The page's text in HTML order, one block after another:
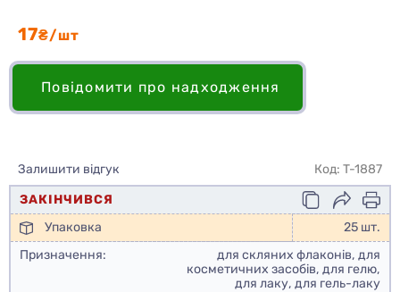
17₴/шт
Повідомити про надходження
Залишити відгук
Код: T-1887
ЗАКІНЧИВСЯ
Упаковка
25 шт.
Призначення:
для скляних флаконів, для
косметичних засобів, для гелю,
для лаку, для гель-лаку